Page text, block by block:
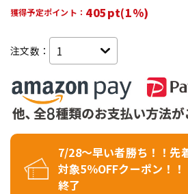
獲得予定ポイント： 405pt(1%)
注文数：
7/28～早い者勝ち！！先
対象5％OFFクーポン！
終了